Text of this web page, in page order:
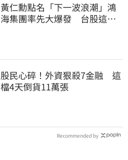
黃仁勳點名「下一波浪潮」鴻
海集團率先大爆發 台股這族
股民心碎！外資狠殺7金融 這
檔4天倒貨11萬張
Recommended by